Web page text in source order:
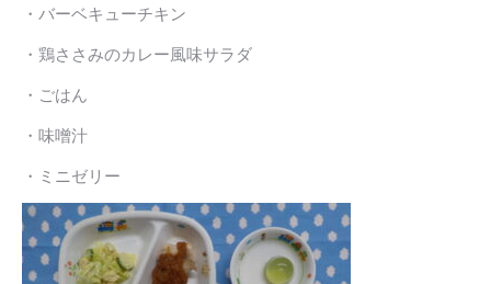
・バーベキューチキン
・鶏ささみのカレー風味サラダ
・ごはん
・味噌汁
・ミニゼリー